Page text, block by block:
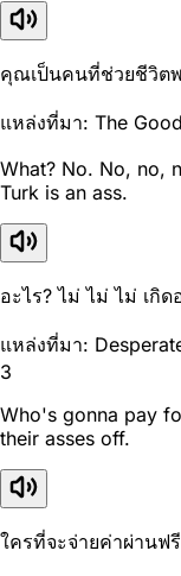
คุณเป็นคนที่ช่วยชีวิตพ
แหล่งที่มา: The
What? No. No, no,
Turk is an ass.
อะไร? ไม่ ไม่ ไม่ เกิ
แหล่งที่มา:
3
Who's gonna pay
their asses off.
ใครที่จะจ่ายค่าผ่านฟ